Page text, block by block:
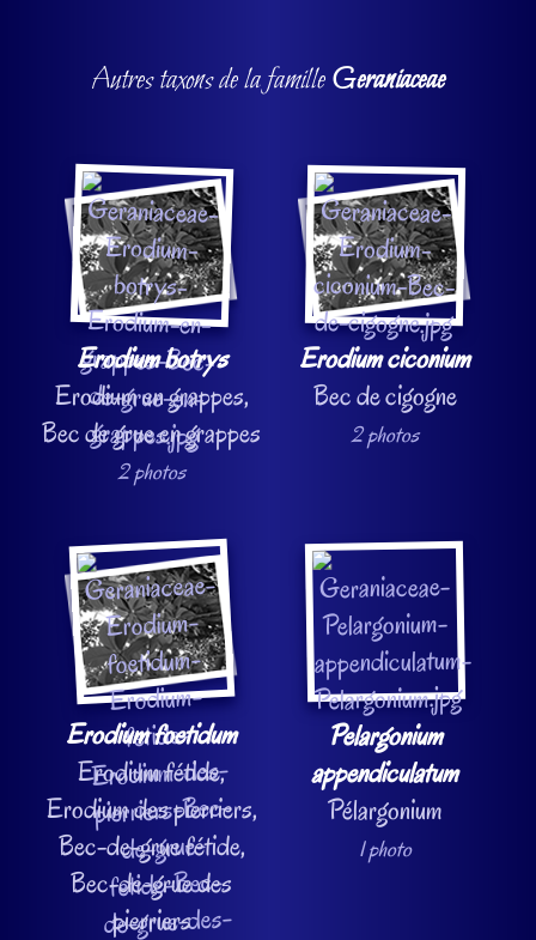
Autres taxons de la familleGeraniaceae
Erodium botrys
Erodium en grappes,
Bec de grue en grappes
2 photos
Erodium ciconium
Bec de cigogne
2 photos
Erodium foetidum
Erodium fétide,
Erodium des pierriers,
Bec-de-grue fétide,
Bec-de-grue des
pierriers
Pelargonium
appendiculatum
Pélargonium
1 photo